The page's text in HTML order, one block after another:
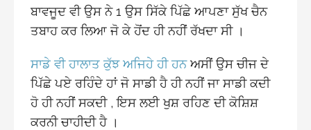
ਬਾਵਜੂਦ ਵੀ ਉਸ ਨੇ 1 ਉਸ ਸਿੱਕੇ ਪਿੱਛੇ ਆਪਣਾ ਸੁੱਖ ਚੈਨ
ਤਬਾਹ ਕਰ ਲਿਆ ਜੋ ਕੇ ਹੋਂਦ ਹੀ ਨਹੀਂ ਰੱਖਦਾ ਸੀ ।
ਸਾਡੇ ਵੀ ਹਾਲਾਤ ਕੁੱਝ ਅਜਿਹੇ ਹੀ ਹਨਅਸੀਂ ਉਸ ਚੀਜ ਦੇ
ਪਿੱਛੇ ਪਏ ਰਹਿੰਦੇ ਹਾਂ ਜੋ ਸਾਡੀ ਹੈ ਹੀ ਨਹੀਂ ਜਾ ਸਾਡੀ ਕਦੀ
ਹੋ ਹੀ ਨਹੀਂ ਸਕਦੀ , ਇਸ ਲਈ ਖੁਸ਼ ਰਹਿਣ ਦੀ ਕੋਸ਼ਿਸ਼
ਕਰਨੀ ਚਾਹੀਦੀ ਹੈ ।